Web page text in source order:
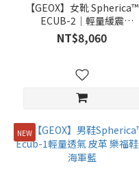
【GEOX】女靴 Spherica™
ECUB-2｜輕量緩震
Spherica™ 厚底透氣 切爾西
短靴｜黑色
NT$8,060
NEW